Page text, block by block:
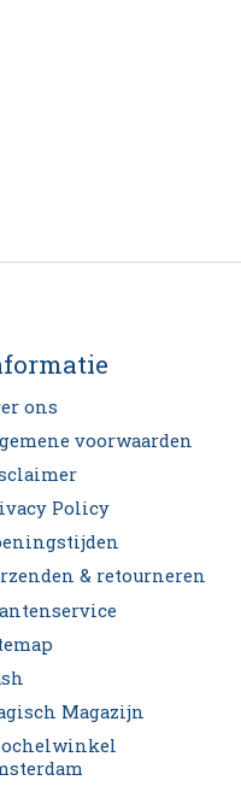
ons
voorwaarden
Policy
& retourneren
Magazijn